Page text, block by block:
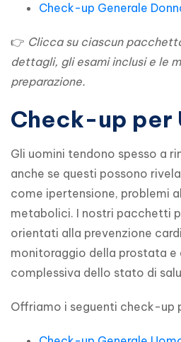
Check-up Generale
👉 Clicca su ciascun
dettagli, gli esami inclusi e le
preparazione.
Check-up per
Gli uomini tendono spesso a
anche se questi possono
come ipertensione, problemi
metabolici. I nostri pacchetti
orientati alla prevenzione
monitoraggio della prostata e
complessiva dello stato di
Offriamo i seguenti check-up